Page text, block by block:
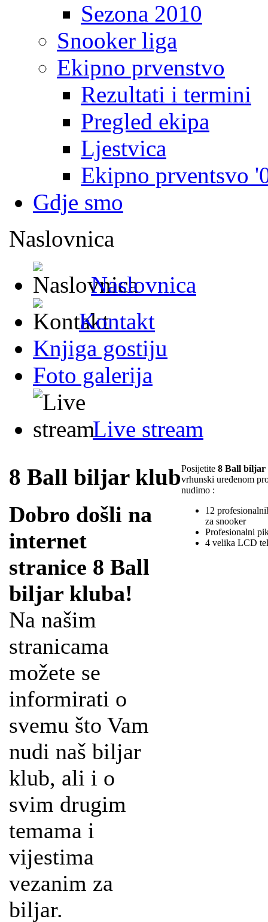
Sezona 2010
Snooker liga
Ekipno prvenstvo
Rezultati i termini
Pregled ekipa
Ljestvica
Ekipno prventsvo
Gdje smo
Naslovnica
Naslovnica
Kontakt
Knjiga gostiju
Foto galerija
Live stream
8 Ball biljar klub
Dobro došli na
internet
stranice 8 Ball
biljar kluba!
Na našim
stranicama
možete se
informirati o
svemu što Vam
nudi naš biljar
klub, ali i o
svim drugim
temama i
vijestima
vezanim za
biljar.
Posijetite 8 Ball biljar
vrhunski uređenom
nudimo :
12
za snooker
Profesionalni
4 velika LCD